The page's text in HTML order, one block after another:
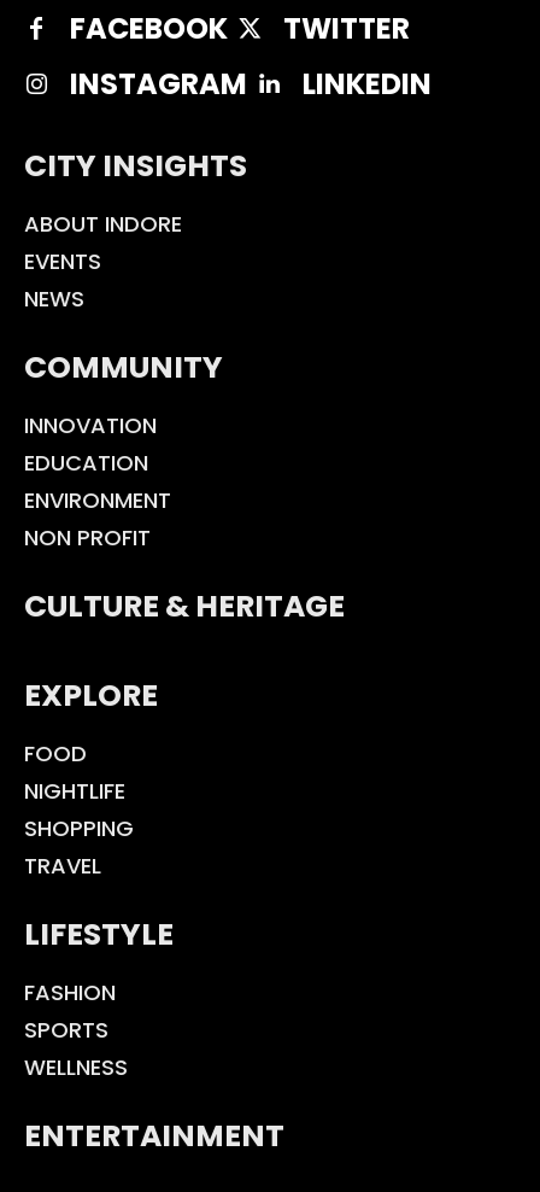
FACEBOOK
TWITTER
INSTAGRAM
LINKEDIN
CITY INSIGHTS
ABOUT INDORE
EVENTS
NEWS
COMMUNITY
INNOVATION
EDUCATION
ENVIRONMENT
NON PROFIT
CULTURE & HERITAGE
EXPLORE
FOOD
NIGHTLIFE
SHOPPING
TRAVEL
LIFESTYLE
FASHION
SPORTS
WELLNESS
ENTERTAINMENT